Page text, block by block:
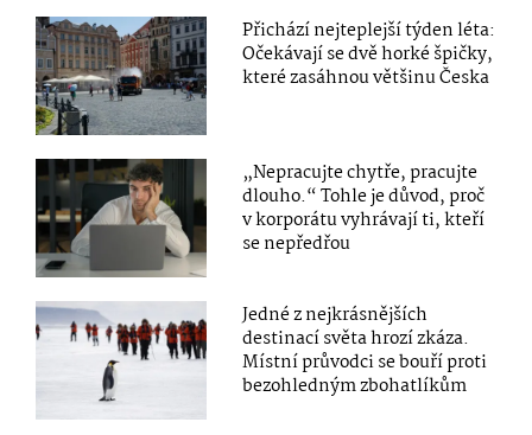
Přichází nejteplejší týden léta:
Očekávají se dvě horké špičky,
které zasáhnou většinu Česka
„Nepracujte chytře, pracujte
dlouho.“ Tohle je důvod, proč
v korporátu vyhrávají ti, kteří
se nepředřou
Jedné z nejkrásnějších
destinací světa hrozí zkáza.
Místní průvodci se bouří proti
bezohledným zbohatlíkům